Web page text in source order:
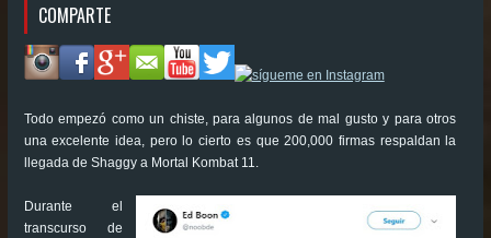
COMPARTE
Todo empezó como un chiste, para algunos de mal gusto y para otros
una excelente idea, pero lo cierto es que 200,000 firmas respaldan la
llegada de Shaggy a Mortal Kombat 11.
Durante el
transcurso de